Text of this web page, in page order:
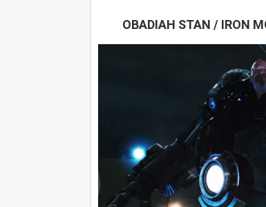
OBADIAH STAN / IRON